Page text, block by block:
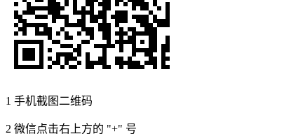
1 手机截图二维码
2 微信点击右上方的 "+" 号